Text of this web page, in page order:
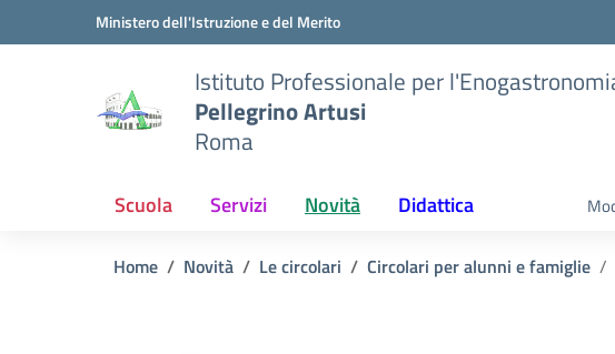
Vai ai contenuti
Vai al menu di navigazioneMinistero dell'Istruzione e del Merito
Istituto Professionale per
Pellegrino Artusi
Roma
Scuola Servizi Novità Didattica
Home Novità Le circolari Circolari per alunni e famiglie